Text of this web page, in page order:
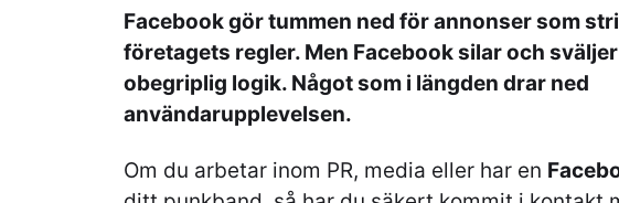
Facebook gör tummen ned för annonser som
företagets regler. Men Facebook silar och
obegriplig logik. Något som i längden drar ned
användarupplevelsen.
Om du arbetar inom PR, media eller har en